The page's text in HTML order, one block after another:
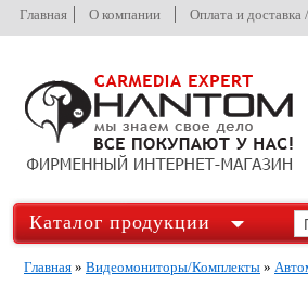
Главная О компании Оплата и доставка
Каталог продукции
Главная » Видеомониторы/Комплекты »